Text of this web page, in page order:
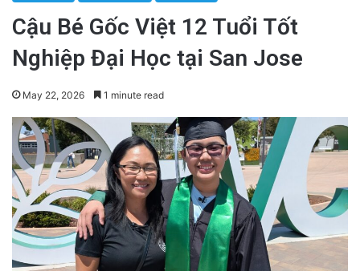
Cậu Bé Gốc Việt 12 Tuổi Tốt
Nghiệp Đại Học tại San Jose
May 22, 2026 1 minute read